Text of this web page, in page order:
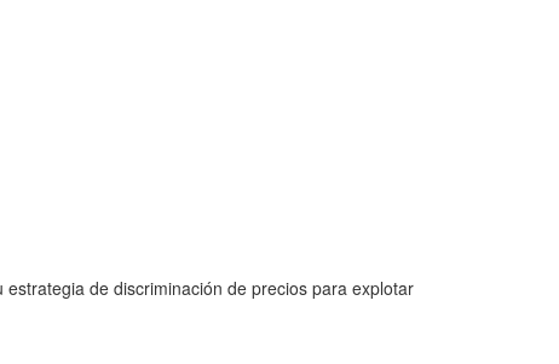
de discriminación de precios para explotar